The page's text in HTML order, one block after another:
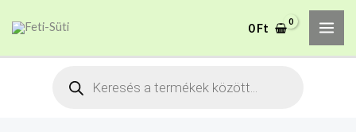
0Ft
Products
A mélyhűtött termékeket
csakis saját felelősségre
Megértettem